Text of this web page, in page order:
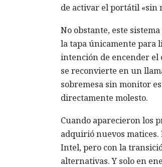
de activar el portátil «sin
No obstante, este
la tapa únicamente para
intención de encender el
se reconvierte en un
sobremesa sin monitor
directamente molesto.
Cuando aparecieron los
adquirió nuevos
Intel, pero con la
alternativas. Y solo en